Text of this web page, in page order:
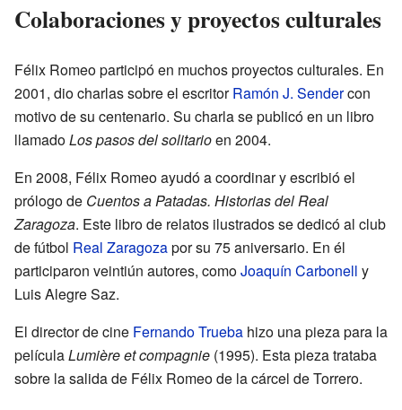
Colaboraciones y proyectos culturales
Félix Romeo participó en muchos proyectos culturales. En
2001, dio charlas sobre el escritorRamón J. Sendercon
motivo de su centenario. Su charla se publicó en un libro
llamadoLos pasos del solitarioen 2004.
En 2008, Félix Romeo ayudó a coordinar y escribió el
prólogo de Cuentos a Patadas. Historias del Real
Zaragoza. Este libro de relatos ilustrados se dedicó al club
de fútbol Real Zaragozapor su 75 aniversario. En él
participaron veintiún autores, comoJoaquín Carbonell y
Luis Alegre Saz.
El director de cine Fernando Trueba hizo una pieza para la
películaLumière et compagnie (1995). Esta pieza trataba
sobre la salida de Félix Romeo de la cárcel de Torrero.